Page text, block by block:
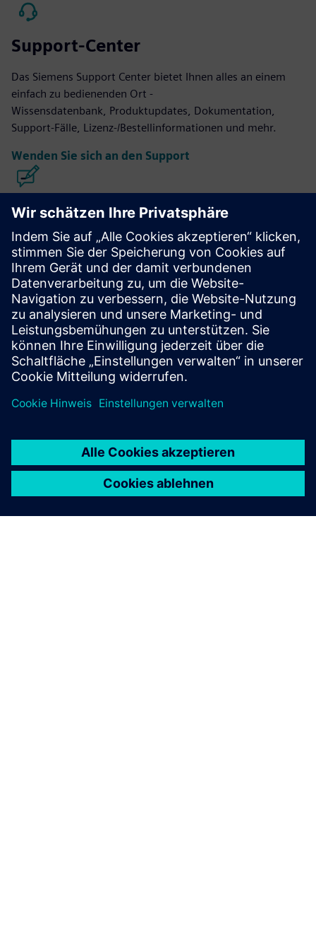
Support-Center
Das Siemens Support Center bietet Ihnen alles an einem
einfach zu bedienenden Ort -
Wissensdatenbank, Produktupdates, Dokumentation,
Support-Fälle, Lizenz-/Bestellinformationen und mehr.
Wenden Sie sich an den Support
Design und Herstellung von Calibre
IC-Geräten
Die Calibre-Toolsuite bietet eine genaue, effiziente und
umfassende IC-Verifizierung und -Optimierung über alle
Prozessknoten und Designstile hinweg und minimiert
gleichzeitig den Ressourcenverbrauch und die Zeitpläne für
das Tapeout.
Lernen Sie von Experten